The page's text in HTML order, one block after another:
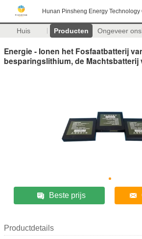
Hunan Pinsheng Energy Technology
Huis Producten Ongeveer ons
Energie - Ionen het Fosfaatbatterij
besparingslithium, de Machtsbatterij
Beste prijs
Productdetails